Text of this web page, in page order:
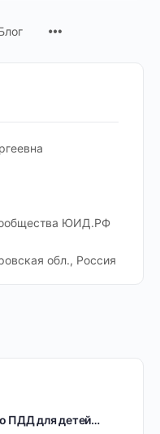
ЮИД.РФ
обл., Россия
ПДД для детей…